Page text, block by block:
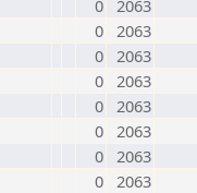
0 2063
0 2063
0 2063
0 2063
0 2063
0 2063
0 2063
0 2063